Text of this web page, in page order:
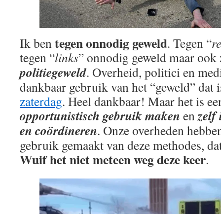
Ik bentegen onnodig geweld. Tegen “
tegen “links” onnodig geweld maar
politiegeweld. Overheid, politici en
dankbaar gebruik van het “geweld” dat
zaterdag. Heel dankbaar! Maar het is
opportunistisch gebruik maken enzelf
en coördineren. Onze overheden
gebruik gemaakt van deze methodes,
Wuif het niet meteen weg deze keer.